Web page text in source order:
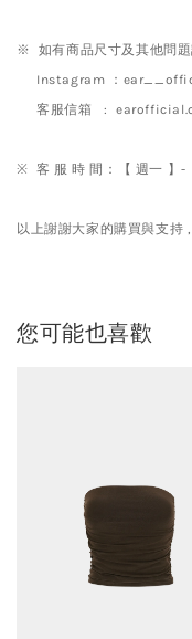
※ 如有商品尺寸及其他問題
Instagram ：
客服信箱 :
※ 客 服 時 間：【 週一 】-
以上謝謝大家的購買與支持
您可能也喜歡